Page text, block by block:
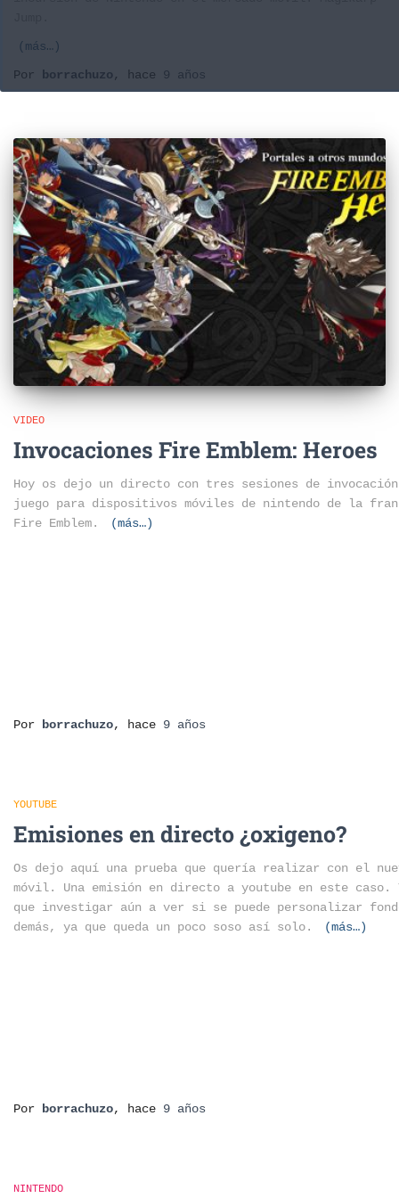
(más…)
Por
borrachuzo , hace 9 años
VIDEO
Invocaciones Fire Emblem: Heroes
Hoy os dejo un directo con tres sesiones de
juego para dispositivos móviles de nintendo de la
Fire Emblem.
(más…)
Por borrachuzo, hace 9 años
YOUTUBE
Emisiones en directo ¿oxigeno?
Os dejo aquí una prueba que quería realizar con el
móvil. Una emisión en directo a youtube en este caso.
que investigar aún a ver si se puede personalizar
demás, ya que queda un poco soso así solo.
(más…)
Por borrachuzo, hace 9 años
NINTENDO